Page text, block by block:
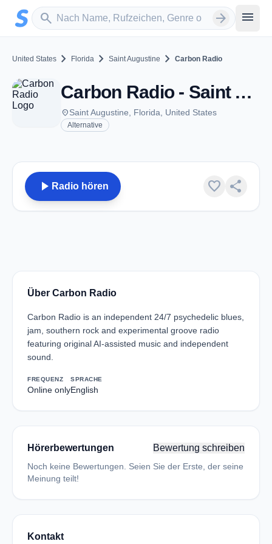
Zum Hauptinhalt springen
search
Sender suchen arrow_forward menu
United States chevron_right Florida chevron_right Saint Augustine chevron_right Carbon Radio
Carbon Radio - Saint Augustine, FL
placeSaint Augustine, Florida, United States
Alternative
play_arrow Radio hören favorite share
Über Carbon Radio
Carbon Radio is an independent 24/7 psychedelic blues,
jam, southern rock and experimental groove radio
featuring original AI-assisted music and independent
sound.
FREQUENZ
Online only
SPRACHE
English
Hörerbewertungen Bewertung schreiben
Noch keine Bewertungen. Seien Sie der Erste, der seine
Meinung teilt!
Kontakt